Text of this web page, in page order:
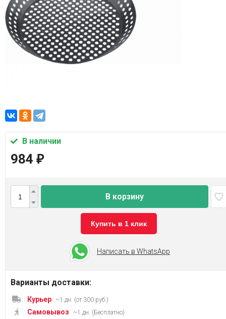
В наличии
984 ₽
В корзину
Купить в 1 клик
Написать в WhatsApp
Варианты доставки:
Курьер ~1 дн. (от 300 руб.)
Самовывоз ~1 дн. (Бесплатно)